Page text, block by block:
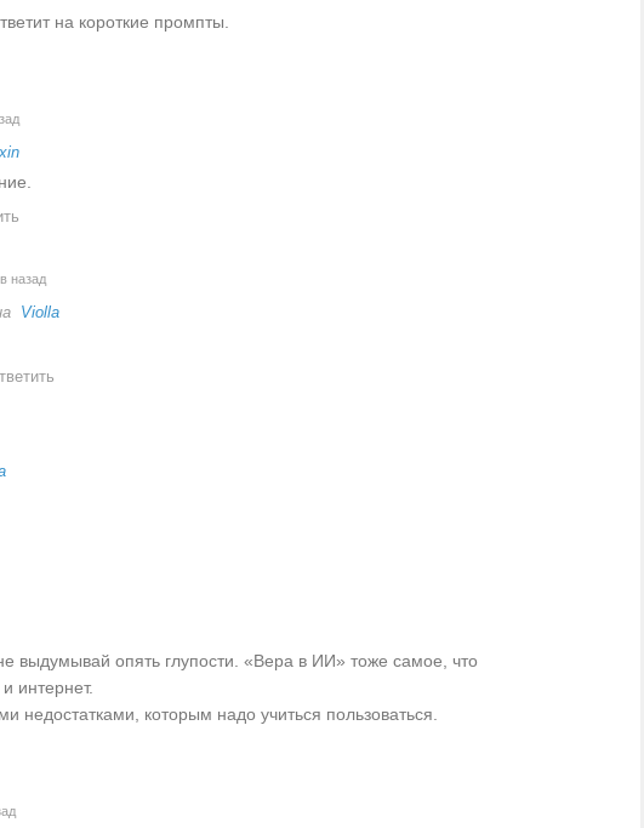
на короткие промпты.
назад
Violla
выдумывай опять глупости. «Вера в ИИ» тоже самое, что
интернет.
недостатками, которым надо учиться пользоваться.